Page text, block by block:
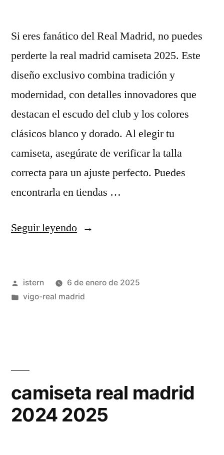
Si eres fanático del Real Madrid, no puedes
perderte la real madrid camiseta 2025. Este
diseño exclusivo combina tradición y
modernidad, con detalles innovadores que
destacan el escudo del club y los colores
clásicos blanco y dorado. Al elegir tu
camiseta, asegúrate de verificar la talla
correcta para un ajuste perfecto. Puedes
encontrarla en tiendas …
Seguir leyendo«LAS
MEJORES
MADRID
|
Publicado
por
istern
6 de enero de 2025
Publicado
vigo-real madrid
camiseta real madrid
2024 2025